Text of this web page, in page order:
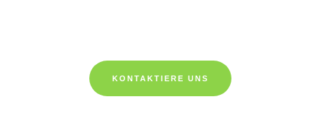
KONTAKTIERE UNS